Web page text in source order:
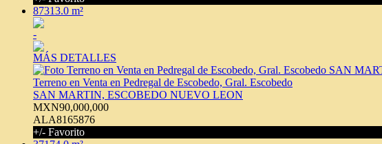
87313.0 m²
-
MÁS DETALLES
Terreno en Venta en Pedregal de Escobedo, Gral. Escobedo
SAN MARTIN, ESCOBEDO NUEVO LEON
MXN90,000,000
ALA8165876
+/- Favorito